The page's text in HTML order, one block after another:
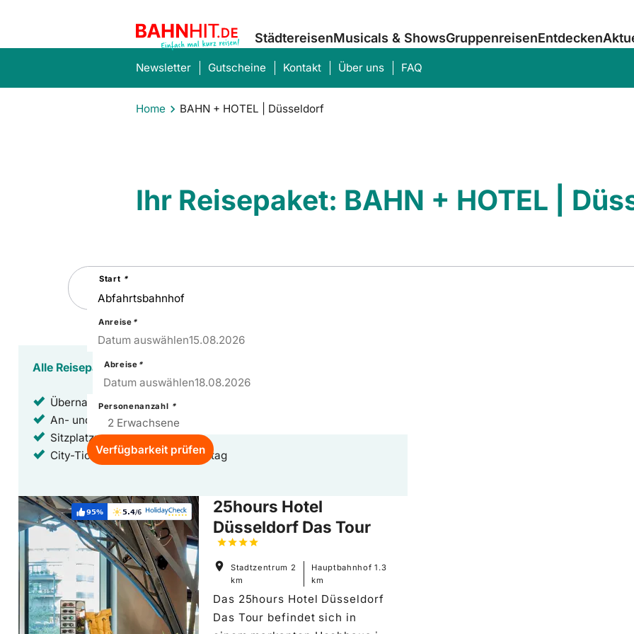
StädtereisenMusicals & ShowsGruppenreisenEntdecken
Newsletter Gutscheine Kontakt Über uns FAQ
Home BAHN + HOTEL | Düsseldorf
Ihr Reisepaket: BAHN + HOTEL |
Sie
nach
einer
Städtereise
Start *
Anreise *
15
Sat
Datum auswählen15.08.2026
Abreise *
18
Tue
Datum auswählen18.08.2026
Personenanzahl *
Verfügbarkeit prüfen
Alle Reisepakete sind inklusive:
Übernachtungen in Top-Hotels mit Frühstück
An- und Abreise mit der Deutschen Bahn
Sitzplatzreservierung
City-Ticket am An- und Abreisetag
Weiterempfehlung:
95% Bewertung:
5.4/6
25hours Hotel
Düsseldorf Das Tour
Stadtzentrum 2
km
Hauptbahnhof1.3
km
Das 25hours Hotel Düsseldorf
Das Tour befindet sich in
Hoteldetails: 25hours Hotel Düsseldorf Das Tour